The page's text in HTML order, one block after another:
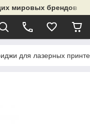
мировых брендов и
для лазерных